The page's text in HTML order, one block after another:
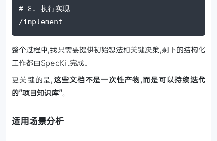
# 8. 执行实现
/implement
整个过程中,我只需要提供初始想法和关键决策,剩下的结构化
工作都由SpecKit完成。
更关键的是,这些文档不是一次性产物,而是可以持续迭代
的"项目知识库" 。
适用场景分析